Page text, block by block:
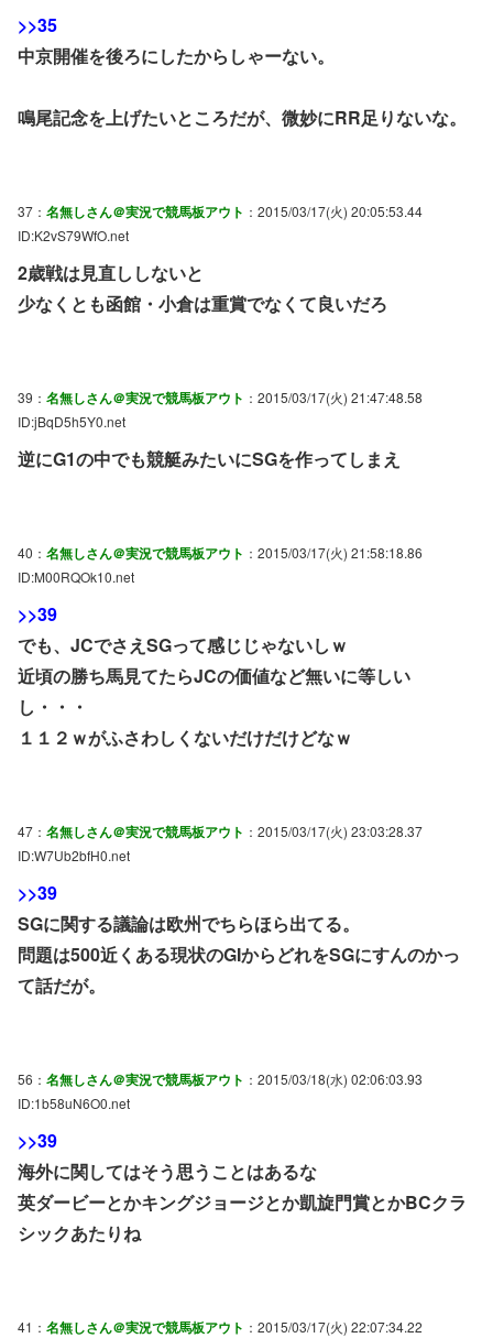
>>35
中京開催を後ろにしたからしゃーない。
鳴尾記念を上げたいところだが、微妙にRR足りないな。
37： 名無しさん＠実況で競馬板アウト ：2015/03/17(火) 20:05:53.44
ID:K2vS79WfO.net
2歳戦は見直ししないと
少なくとも函館・小倉は重賞でなくて良いだろ
39： 名無しさん＠実況で競馬板アウト ：2015/03/17(火) 21:47:48.58
ID:jBqD5h5Y0.net
逆にG1の中でも競艇みたいにSGを作ってしまえ
40： 名無しさん＠実況で競馬板アウト ：2015/03/17(火) 21:58:18.86
ID:M00RQOk10.net
>>39
でも、JCでさえSGって感じじゃないしｗ
近頃の勝ち馬見てたらJCの価値など無いに等しい
し・・・
１１２ｗがふさわしくないだけだけどなｗ
47： 名無しさん＠実況で競馬板アウト ：2015/03/17(火) 23:03:28.37
ID:W7Ub2bfH0.net
>>39
SGに関する議論は欧州でちらほら出てる。
問題は500近くある現状のGIからどれをSGにすんのかっ
て話だが。
56： 名無しさん＠実況で競馬板アウト ：2015/03/18(水) 02:06:03.93
ID:1b58uN6O0.net
>>39
海外に関してはそう思うことはあるな
英ダービーとかキングジョージとか凱旋門賞とかBCクラ
シックあたりね
41： 名無しさん＠実況で競馬板アウト ：2015/03/17(火) 22:07:34.22